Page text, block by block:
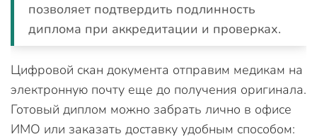
позволяет подтвердить подлинность
диплома при аккредитации и проверках.
Цифровой скан документа отправим медикам на
электронную почту еще до получения оригинала.
Готовый диплом можно забрать лично в офисе
ИМО или заказать доставку удобным способом: